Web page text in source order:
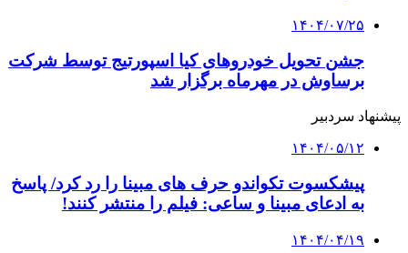
۱۴۰۴/۰۷/۲۵
جشن تحویل خودروهای کیا اسپورتیج توسط شرکت
برساوش در مهرماه برگزار شد
پیشنهاد سردبیر
۱۴۰۴/۰۵/۱۲
پیشکسوت تکواندو حرف های مبینا را رد کرد/ پاسخ
به ادعای مبینا و ساعی: فیلم را منتشر کنند!
۱۴۰۴/۰۴/۱۹